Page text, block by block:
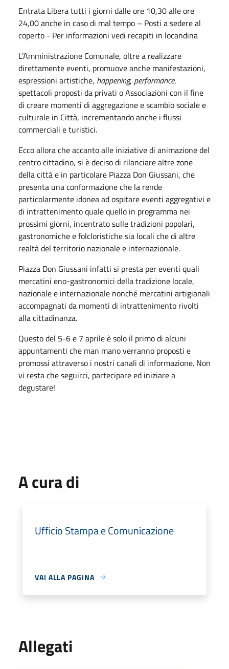
Entrata Libera tutti i giorni dalle ore 10,30 alle ore
24,00 anche in caso di mal tempo – Posti a sedere al
coperto - Per informazioni vedi recapiti in locandina
L’Amministrazione Comunale, oltre a realizzare
direttamente eventi, promuove anche manifestazioni,
espressioni artistiche, happening, performance,
spettacoli proposti da privati o Associazioni con il fine
di creare momenti di aggregazione e scambio sociale e
culturale in Città, incrementando anche i flussi
commerciali e turistici.
Ecco allora che accanto alle iniziative di animazione del
centro cittadino, si è deciso di rilanciare altre zone
della città e in particolare Piazza Don Giussani, che
presenta una conformazione che la rende
particolarmente idonea ad ospitare eventi aggregativi e
di intrattenimento quale quello in programma nei
prossimi giorni, incentrato sulle tradizioni popolari,
gastronomiche e folcloristiche sia locali che di altre
realtà del territorio nazionale e internazionale.
Piazza Don Giussani infatti si presta per eventi quali
mercatini eno-gastronomici della tradizione locale,
nazionale e internazionale nonché mercatini artigianali
accompagnati da momenti di intrattenimento rivolti
alla cittadinanza.
Questo del 5-6 e 7 aprile è solo il primo di alcuni
appuntamenti che man mano verranno proposti e
promossi attraverso i nostri canali di informazione. Non
vi resta che seguirci, partecipare ed iniziare a
degustare!
A cura di
Ufficio Stampa e Comunicazione
VAI ALLA PAGINA
Allegati